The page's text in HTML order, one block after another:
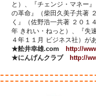
と）、『チェンジ・マネー
の革命』（柴田久美子共著
く』（佐野浩一共著 ２０１
年 きれい・ねっと）、『失
４年１１月 ビジネス社）があ
★舩井幸雄.com
http://
★にんげんクラブ
http://